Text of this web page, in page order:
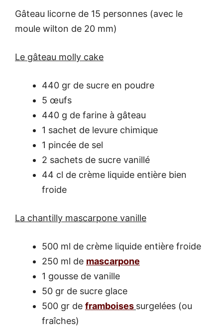
Gâteau licorne de 15 personnes (avec le
moule wilton de 20 mm)
Le gâteau molly cake
440 gr de sucre en poudre
5 œufs
440 g de farine à gâteau
1 sachet de levure chimique
1 pincée de sel
2 sachets de sucre vanillé
44 cl de crème liquide entière bien
froide
La chantilly mascarpone vanille
500 ml de crème liquide entière froide
250 ml de mascarpone
1 gousse de vanille
50 gr de sucre glace
500 gr de framboises surgelées (ou
fraîches)